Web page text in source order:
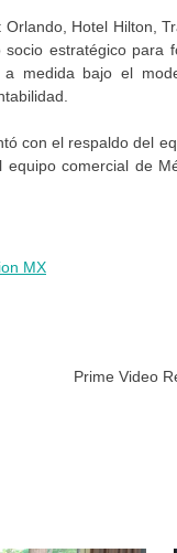
Hotel Hilton,
estratégico para
medida bajo el
con el respaldo del
comercial de
Prime Video